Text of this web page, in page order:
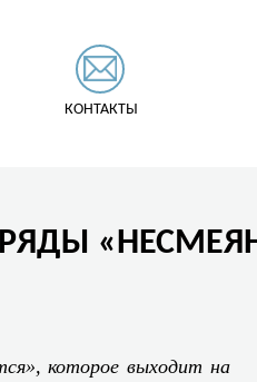
КОНТАКТЫ
которое выходит на